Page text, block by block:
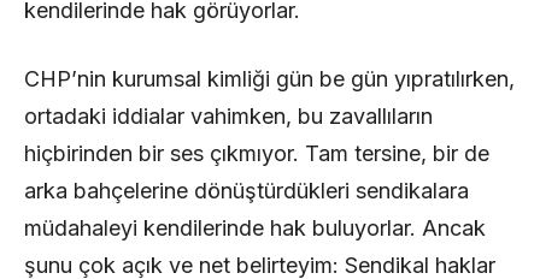
kendilerinde hak görüyorlar.
CHP’nin kurumsal kimliği gün be gün yıpratılırken,
ortadaki iddialar vahimken, bu zavallıların
hiçbirinden bir ses çıkmıyor. Tam tersine, bir de
arka bahçelerine dönüştürdükleri sendikalara
müdahaleyi kendilerinde hak buluyorlar. Ancak
şunu çok açık ve net belirteyim: Sendikal haklar